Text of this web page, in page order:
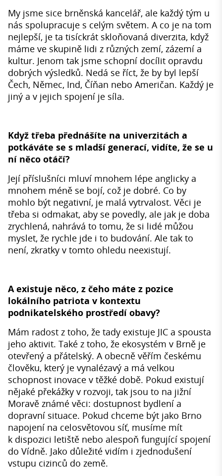
My jsme sice brněnská kancelář, ale každý tým u
nás spolupracuje s celým světem. A co je na tom
nejlepší, je ta tisíckrát skloňovaná diverzita, když
máme ve skupině lidi z různých zemí, zázemí a
kultur. Jenom tak jsme schopní docílit opravdu
dobrých výsledků. Nedá se říct, že by byl lepší
Čech, Němec, Ind, Číňan nebo Američan. Každý je
jiný a v jejich spojení je síla.
Když třeba přednášíte na univerzitách a
potkáváte se s mladší generací, vidíte, že se u
ní něco otáčí?
Její příslušníci mluví mnohem lépe anglicky a
mnohem méně se bojí, což je dobré. Co by
mohlo být negativní, je malá vytrvalost. Věci je
třeba si odmakat, aby se povedly, ale jak je doba
zrychlená, nahrává to tomu, že si lidé můžou
myslet, že rychle jde i to budování. Ale tak to
není, zkratky v tomto ohledu neexistují.
A existuje něco, z čeho máte z pozice
lokálního patriota v kontextu
podnikatelského prostředí obavy?
Mám radost z toho, že tady existuje JIC a spousta
jeho aktivit. Také z toho, že ekosystém v Brně je
otevřený a přátelský. A obecně věřím českému
člověku, který je vynalézavý a má velkou
schopnost inovace v těžké době. Pokud existují
nějaké překážky v rozvoji, tak jsou to na jižní
Moravě známé věci: dostupnost bydlení a
dopravní situace. Pokud chceme být jako Brno
napojení na celosvětovou síť, musíme mít
k dispozici letiště nebo alespoň fungující spojení
do Vídně. Jako důležité vidím i zjednodušení
vstupu cizinců do země.